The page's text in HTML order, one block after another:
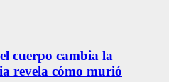
cuerpo cambia la
revela cómo murió